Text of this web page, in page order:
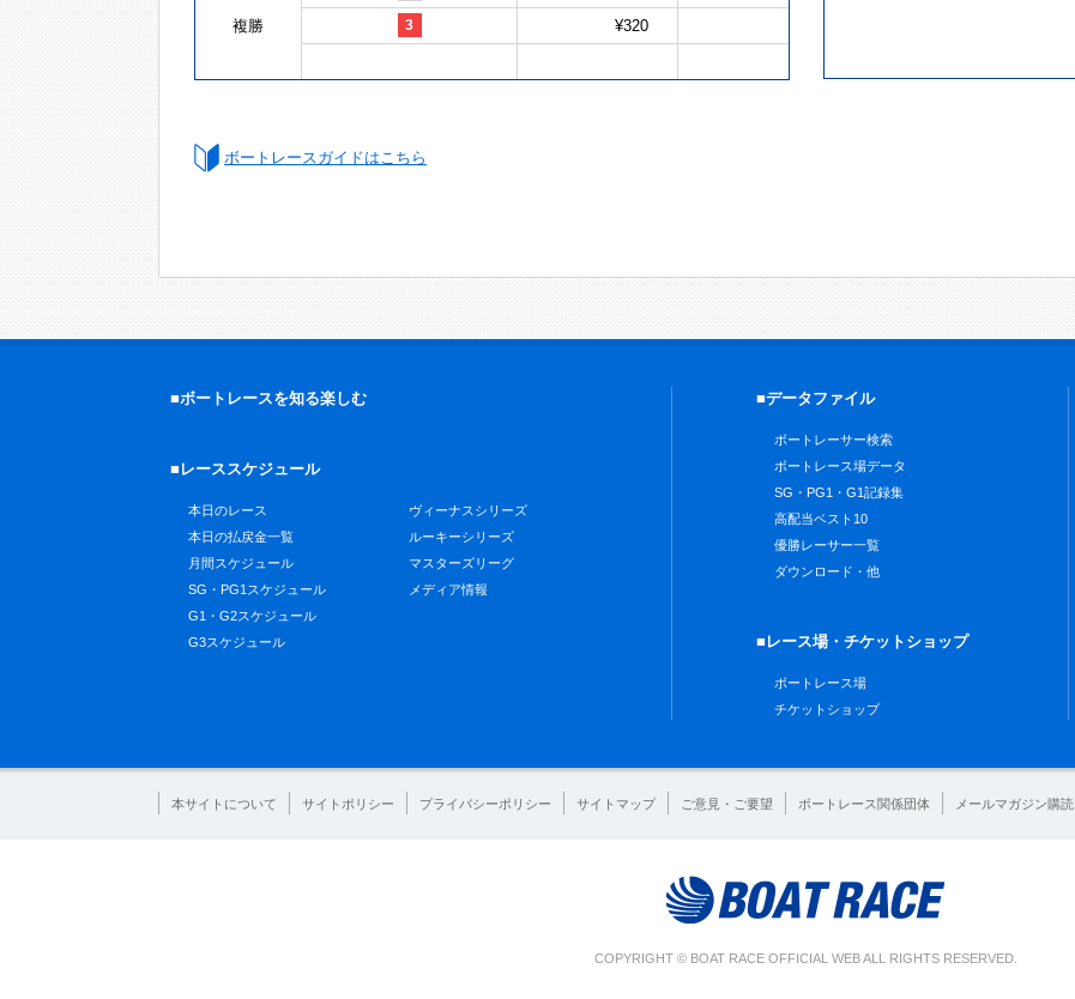
複勝 3 ¥320
ボートレースガイドはこちら
■ボートレースを知る楽しむ
■レーススケジュール
本日のレース
本日の払戻金一覧
月間スケジュール
SG・PG1スケジュール
G1・G2スケジュール
G3スケジュール
ヴィーナスシリーズ
ルーキーシリーズ
マスターズリーグ
メディア情報
■データファイル
ボートレーサー検索
ボートレース場データ
SG・PG1・G1記録集
高配当ベスト10
優勝レーサー一覧
ダウンロード・他
■レース場・チケットショップ
ボートレース場
チケットショップ
本サイトについて サイトポリシー プライバシーポリシー サイトマップ ご意見・ご要望 ボートレース関係団体 メールマガジン購読
COPYRIGHT © BOAT RACE OFFICIAL WEB ALL RIGHTS RESERVED.